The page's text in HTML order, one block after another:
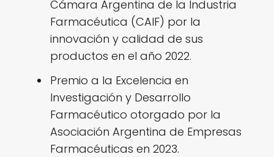
Cámara Argentina de la Industria
Farmacéutica (CAIF) por la
innovación y calidad de sus
productos en el año 2022.
Premio a la Excelencia en
Investigación y Desarrollo
Farmacéutico otorgado por la
Asociación Argentina de Empresas
Farmacéuticas en 2023.